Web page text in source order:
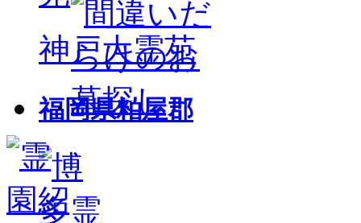
神戸大霊苑
福岡県粕屋郡